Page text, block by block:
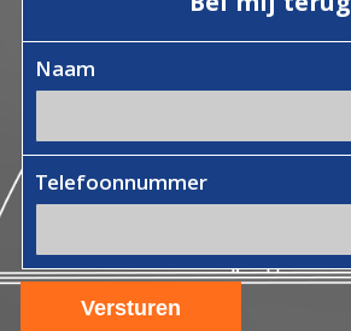
Naam
Telefoonnummer